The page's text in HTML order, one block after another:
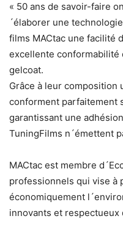
« 50 ans de savoir-faire
´élaborer une
films MACtac une facilité
excellente conformabilité
gelcoat.
Grâce à leur composition
conforment parfaitement
garantissant une
TuningFilms n´émettent
MACtac est membre
professionnels qui vise à
économiquement
innovants et respectueux